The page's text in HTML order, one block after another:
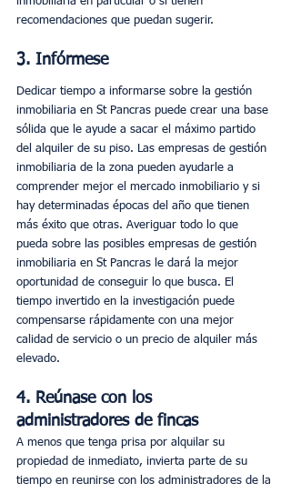
recomendaciones que puedan sugerir.
3. Infórmese
Dedicar tiempo a informarse sobre la gestión
inmobiliaria en St Pancras puede crear una base
sólida que le ayude a sacar el máximo partido
del alquiler de su piso. Las empresas de gestión
inmobiliaria de la zona pueden ayudarle a
comprender mejor el mercado inmobiliario y si
hay determinadas épocas del año que tienen
más éxito que otras. Averiguar todo lo que
pueda sobre las posibles empresas de gestión
inmobiliaria en St Pancras le dará la mejor
oportunidad de conseguir lo que busca. El
tiempo invertido en la investigación puede
compensarse rápidamente con una mejor
calidad de servicio o un precio de alquiler más
elevado.
4. Reúnase con los
administradores de fincas
A menos que tenga prisa por alquilar su
propiedad de inmediato, invierta parte de su
tiempo en reunirse con los administradores de la